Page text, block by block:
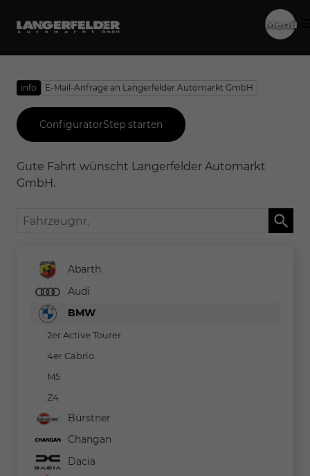
Menü
info E-Mail-Anfrage an Langerfelder Automarkt GmbH
ConfiguratorStep starten
Gute Fahrt wünscht Langerfelder Automarkt
GmbH.
Fahrzeugnr.
Abarth
Audi
BMW
2er Active Tourer
4er Cabrio
M5
Z4
Bürstner
Changan
Dacia